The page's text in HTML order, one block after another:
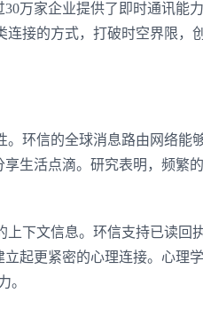
万家企业提供了即时通讯能
接的方式，打破时空界限，
环信的全球消息路由网络能
生活点滴。研究表明，频繁
下文信息。环信支持已读回
起更紧密的心理连接。心理
。